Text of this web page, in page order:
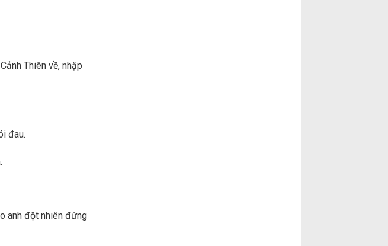
Thiên về, nhập
đau.
anh đột nhiên đứng